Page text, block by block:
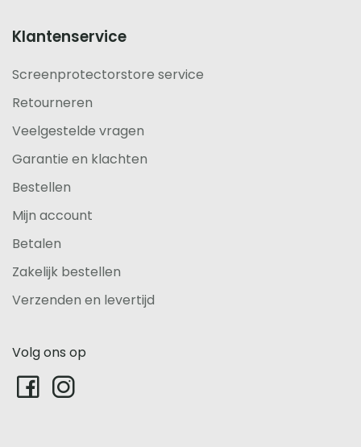
Klantenservice
Screenprotectorstore service
Retourneren
Veelgestelde vragen
Garantie en klachten
Bestellen
Mijn account
Betalen
Zakelijk bestellen
Verzenden en levertijd
Volg ons op